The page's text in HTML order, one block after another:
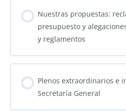
Nuestras propuestas:
presupuesto y
y reglamentos
Plenos extraordinarios e
Secretaría General